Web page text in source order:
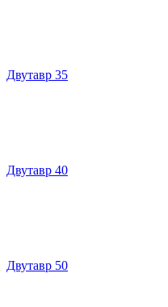
Двутавр 35
Двутавр 40
Двутавр 50